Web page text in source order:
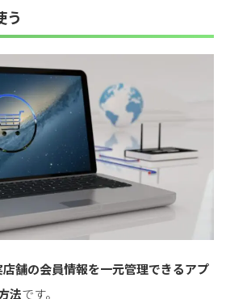
う
舗の会員情報を一元管理できるアプ
法です。